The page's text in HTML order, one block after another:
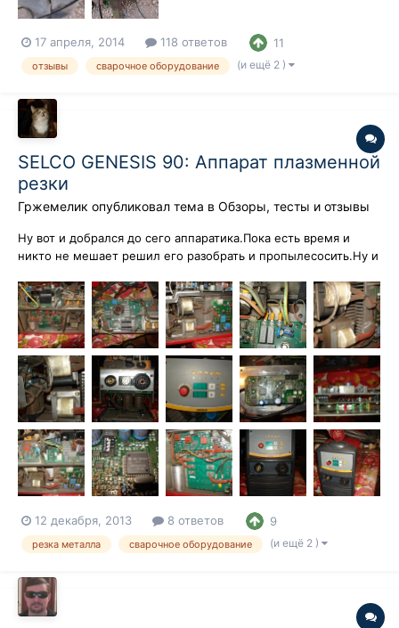
17 апреля, 2014 118 ответов 11
отзывы сварочное оборудование (и ещё 2 )
SELCO GENESIS 90: Аппарат плазменной
резки
Гржемелик опубликовал тема в Обзоры, тесты и отзывы
Ну вот и добрался до сего аппаратика.Пока есть время и
никто не мешает решил его разобрать и пропылесосить.Ну и
убирать аппарать подальше от места резки но пыли и грязи в
достатке.
12 декабря, 2013 8 ответов 9
резка металла сварочное оборудование (и ещё 2 )